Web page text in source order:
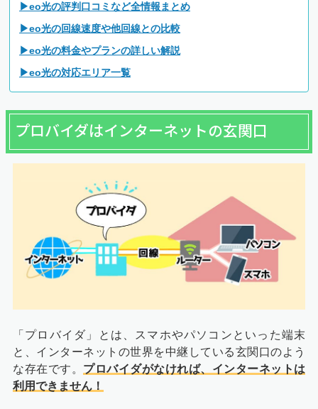
▶eo光の評判口コミなど全情報まとめ
▶eo光の回線速度や他回線との比較
▶eo光の料金やプランの詳しい解説
▶eo光の対応エリア一覧
プロバイダはインターネットの玄関口
「プロバイダ」とは、スマホやパソコンといった端末
と、インターネットの世界を中継している玄関口のよう
な存在です。 プロバイダがなければ、インターネットは
利用できません！